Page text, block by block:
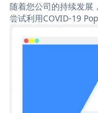
随着您公司的持续发展
尝试利用COVID-19